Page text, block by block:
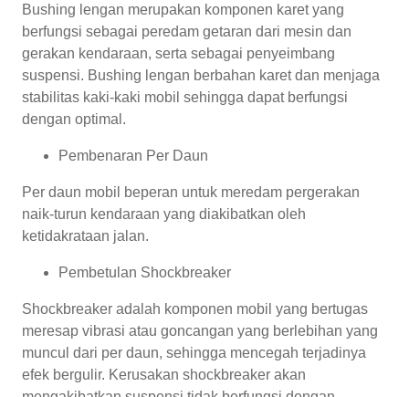
Bushing lengan merupakan komponen karet yang
berfungsi sebagai peredam getaran dari mesin dan
gerakan kendaraan, serta sebagai penyeimbang
suspensi. Bushing lengan berbahan karet dan menjaga
stabilitas kaki-kaki mobil sehingga dapat berfungsi
dengan optimal.
Pembenaran Per Daun
Per daun mobil beperan untuk meredam pergerakan
naik-turun kendaraan yang diakibatkan oleh
ketidakrataan jalan.
Pembetulan Shockbreaker
Shockbreaker adalah komponen mobil yang bertugas
meresap vibrasi atau goncangan yang berlebihan yang
muncul dari per daun, sehingga mencegah terjadinya
efek bergulir. Kerusakan shockbreaker akan